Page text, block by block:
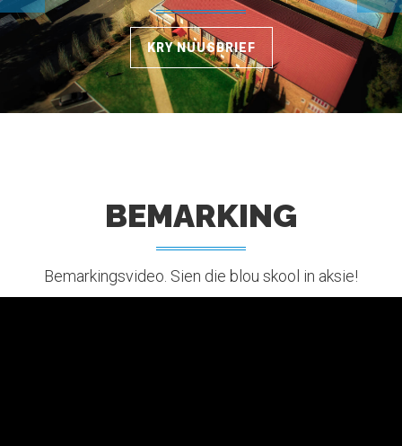
KRY NUUSBRIEF
BEMARKING
Bemarkingsvideo. Sien die blou skool in aksie!